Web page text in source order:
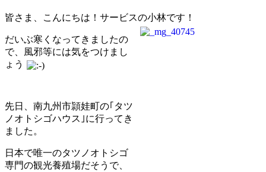
皆さま、こんにちは！サービスの小林です！
だいぶ寒くなってきましたの
で、風邪等には気をつけまし
ょう
先日、南九州市頴娃町の｢タツ
ノオトシゴハウス｣に行ってき
ました。
日本で唯一のタツノオトシゴ
専門の観光養殖場だそうで、